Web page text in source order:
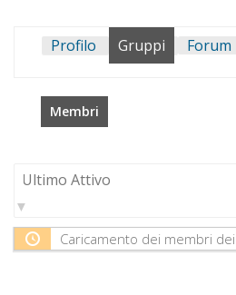
Profilo Gruppi Forum
Membri
Caricamento dei membri